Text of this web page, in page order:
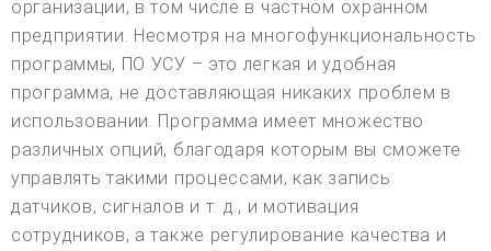
организации, в том числе в частном охранном
предприятии. Несмотря на многофункциональность
программы, ПО УСУ – это легкая и удобная
программа, не доставляющая никаких проблем в
использовании. Программа имеет множество
различных опций, благодаря которым вы сможете
управлять такими процессами, как запись
датчиков, сигналов и т. д., и мотивация
сотрудников, а также регулирование качества и